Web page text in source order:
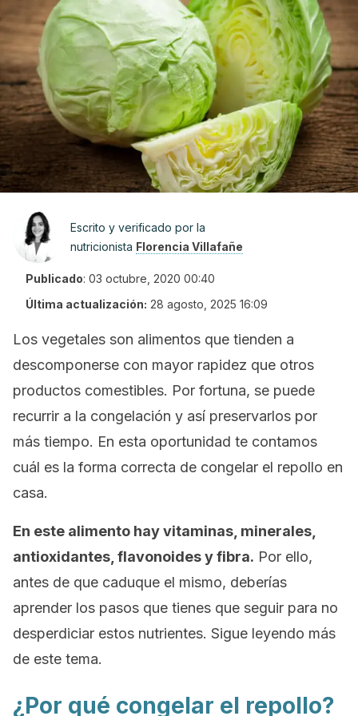
Escrito y verificado por la
nutricionista Florencia Villafañe
Publicado: 03 octubre, 2020 00:40
Última actualización: 28 agosto, 2025 16:09
Los vegetales son alimentos que tienden a
descomponerse con mayor rapidez que otros
productos comestibles. Por fortuna, se puede
recurrir a la congelación y así preservarlos por
más tiempo. En esta oportunidad te contamos
cuál es la forma correcta de congelar el repollo en
casa.
En este alimento hay vitaminas, minerales,
antioxidantes, flavonoides y fibra. Por ello,
antes de que caduque el mismo, deberías
aprender los pasos que tienes que seguir para no
desperdiciar estos nutrientes. Sigue leyendo más
de este tema.
¿Por qué congelar el repollo?